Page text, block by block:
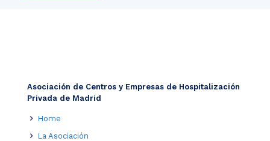
Asociación de Centros y Empresas de Hospitalización
Privada de Madrid
Home
La Asociación